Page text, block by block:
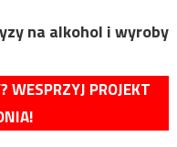
na alkohol i wyroby
WESPRZYJ PROJEKT